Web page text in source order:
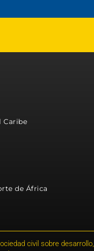
Caribe
de África
civil sobre desarrollo,